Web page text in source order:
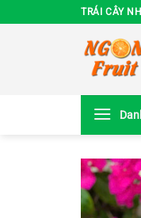
đến
TRÁI CÂY